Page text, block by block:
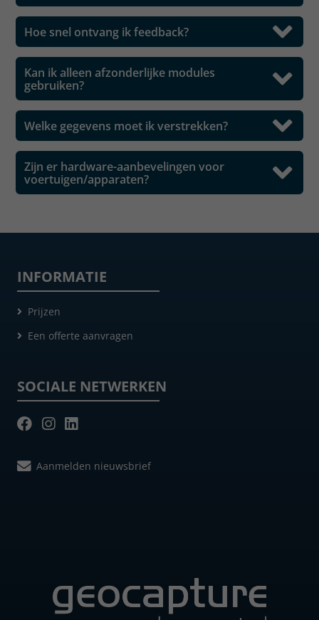
Hoe snel ontvang ik feedback?
Kan ik alleen afzonderlijke modules
gebruiken?
Welke gegevens moet ik verstrekken?
Zijn er hardware-aanbevelingen voor
voertuigen/apparaten?
INFORMATIE
Prijzen
Een offerte aanvragen
SOCIALE NETWERKEN
Aanmelden nieuwsbrief